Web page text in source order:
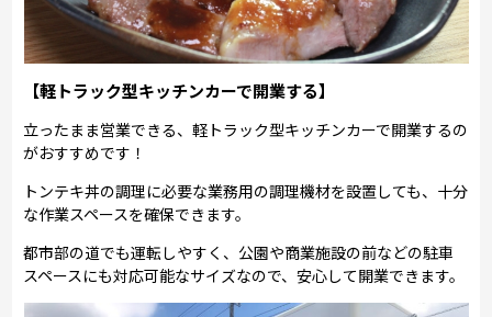
【軽トラック型キッチンカーで開業する】
立ったまま営業できる、軽トラック型キッチンカーで開業するの
がおすすめです！
トンテキ丼の調理に必要な業務用の調理機材を設置しても、十分
な作業スペースを確保できます。
都市部の道でも運転しやすく、公園や商業施設の前などの駐車
スペースにも対応可能なサイズなので、安心して開業できます。